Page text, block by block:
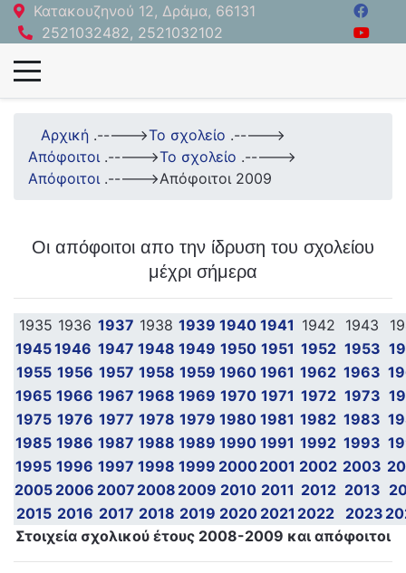
Κατακουζηνού 12, Δράμα, 66131
2521032482, 2521032102
Αρχική .----->Το σχολείο .----->
Απόφοιτοι .----->Το σχολείο .----->
Απόφοιτοι .----->Απόφοιτοι 2009
Οι απόφοιτοι απο την ίδρυση του σχολείου
μέχρι σήμερα
1935 1936 1937 1938 1939 1940 1941 1942 1943
19451946 1947 1948 1949 1950 1951 1952 1953
1955 1956 1957 1958 1959 1960 1961 1962 1963
1965 1966 1967 1968 1969 1970 1971 1972 1973
1975 1976 1977 1978 1979 1980 1981 1982 1983
1985 1986 1987 1988 1989 1990 1991 1992 1993
1995 1996 1997 1998 1999 20002001 2002 2003
2005 2006 2007 2008 2009 2010 2011 2012 2013
2015 2016 2017 2018 2019 2020 2021 2022 2023
Στοιχεία σχολικού έτους 2008-2009 και απόφοιτοι